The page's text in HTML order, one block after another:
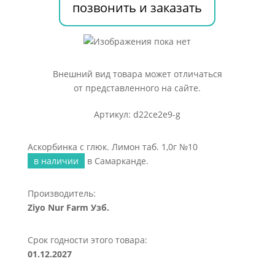
позвонить и заказать
Внешний вид товара может отличаться
от представленного на сайте.
Артикул: d22ce2e9-g
Аскорбинка с глюк. Лимон таб. 1,0г №10
в наличии
в Самарканде.
Производитель:
Ziyo Nur Farm Узб.
Срок годности этого товара:
01.12.2027